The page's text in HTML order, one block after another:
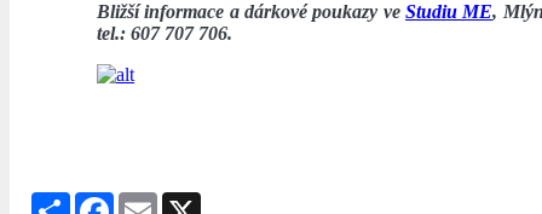
Bližší informace a dárkové poukazy ve Studiu ME,
tel.: 607 707 706.
Share Facebook
Email